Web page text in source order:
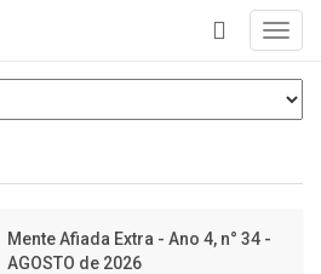
+
Mente Afiada Extra - Ano 4, n° 34 -
AGOSTO de 2026